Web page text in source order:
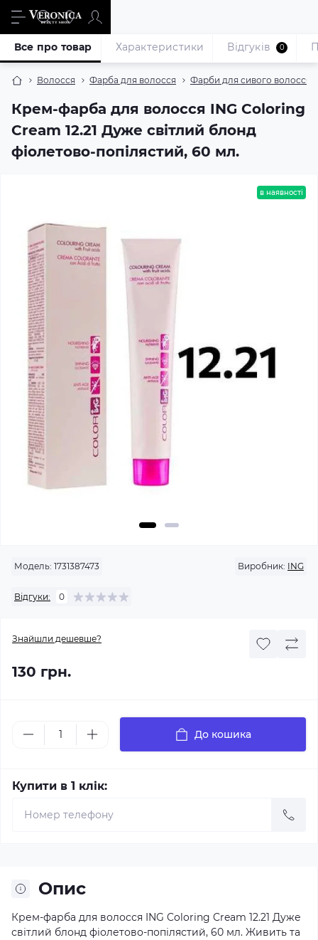
Волосся Фарба для волосся Фарби для сивого волосся
Крем-фарба для волосся ING Coloring
Cream 12.21 Дуже світлий блонд
фіолетово-попілястий, 60 мл.
Все про товар Характеристики Відгуків 0
в наявності
Модель: 1731387473 Виробник: ING
Відгуки: 0
Знайшли дешевше?
130 грн.
До кошика
Купити в 1 клік:
Опис
Крем-фарба для волосся ING Coloring Cream 12.21 Дуже
світлий блонд фіолетово-попілястий, 60 мл. Живить та